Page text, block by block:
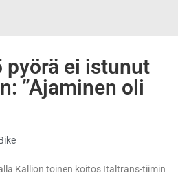
pyörä ei istunut
”Ajaminen oli
Kallion toinen koitos Italtrans-tiimin